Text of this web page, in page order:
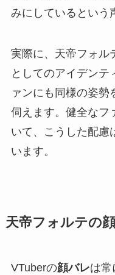
みにしているという
実際に、天帝フォル
としてのアイデンテ
ァンにも同様の姿勢
伺えます。健全なフ
いて、こうした配慮
います。
天帝フォルテの
VTuberの顔バレは常